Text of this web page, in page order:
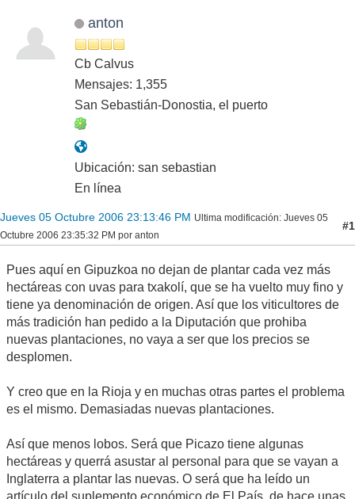
anton
Cb Calvus
Mensajes: 1,355
San Sebastián-Donostia, el puerto
Ubicación: san sebastian
En línea
Jueves 05 Octubre 2006 23:13:46 PM Ultima modificación: Jueves 05
Octubre 2006 23:35:32 PM por anton
#1
Pues aquí en Gipuzkoa no dejan de plantar cada vez más
hectáreas con uvas para txakolí, que se ha vuelto muy fino y
tiene ya denominación de origen. Así que los viticultores de
más tradición han pedido a la Diputación que prohiba
nuevas plantaciones, no vaya a ser que los precios se
desplomen.
Y creo que en la Rioja y en muchas otras partes el problema
es el mismo. Demasiadas nuevas plantaciones.
Así que menos lobos. Será que Picazo tiene algunas
hectáreas y querrá asustar al personal para que se vayan a
Inglaterra a plantar las nuevas. O será que ha leído un
artículo del suplemento económico de El País de hace unas